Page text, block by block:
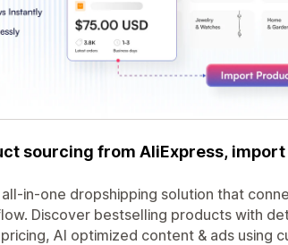
sourcing from AliExpress,
in-one dropshipping solution that
Discover bestselling products with
AI optimized content & ads using